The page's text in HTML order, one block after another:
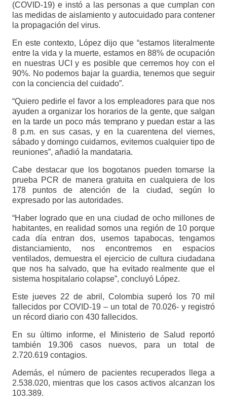
(COVID-19) e instó a las personas a que cumplan con
las medidas de aislamiento y autocuidado para contener
la propagación del virus.
En este contexto, López dijo que “estamos literalmente
entre la vida y la muerte, estamos en 88% de ocupación
en nuestras UCI y es posible que cerremos hoy con el
90%. No podemos bajar la guardia, tenemos que seguir
con la conciencia del cuidado”.
“Quiero pedirle el favor a los empleadores para que nos
ayuden a organizar los horarios de la gente, que salgan
en la tarde un poco más temprano y puedan estar a las
8 p.m. en sus casas, y en la cuarentena del viernes,
sábado y domingo cuidarnos, evitemos cualquier tipo de
reuniones”, añadió la mandataria.
Cabe destacar que los bogotanos pueden tomarse la
prueba PCR de manera gratuita en cualquiera de los
178 puntos de atención de la ciudad, según lo
expresado por las autoridades.
“Haber logrado que en una ciudad de ocho millones de
habitantes, en realidad somos una región de 10 porque
cada día entran dos, usemos tapabocas, tengamos
distanciamiento, nos encontremos en espacios
ventilados, demuestra el ejercicio de cultura ciudadana
que nos ha salvado, que ha evitado realmente que el
sistema hospitalario colapse”, concluyó López.
Este jueves 22 de abril, Colombia superó los 70 mil
fallecidos por COVID-19 – un total de 70.026- y registró
un récord diario con 430 fallecidos.
En su último informe, el Ministerio de Salud reportó
también 19.306 casos nuevos, para un total de
2.720.619 contagios.
Además, el número de pacientes recuperados llega a
2.538.020, mientras que los casos activos alcanzan los
103.389.